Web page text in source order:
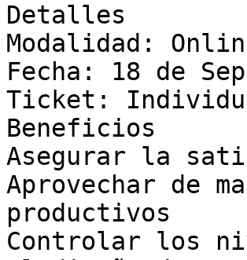
Detalles
Modalidad:
Fecha: 18 de
Ticket:
Beneficios
Asegurar la
Aprovechar de
productivos
Controlar los